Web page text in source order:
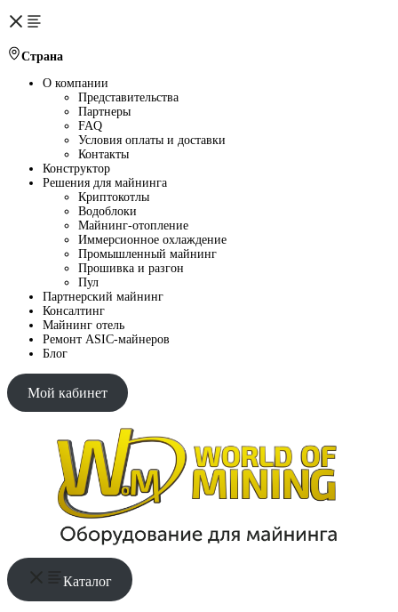
Страна
О компании
Представительства
Партнеры
FAQ
Условия оплаты и доставки
Контакты
Конструктор
Решения для майнинга
Криптокотлы
Водоблоки
Майнинг-отопление
Иммерсионное охлаждение
Промышленный майнинг
Прошивка и разгон
Пул
Партнерский майнинг
Консалтинг
Майнинг отель
Ремонт ASIC-майнеров
Блог
Мой кабинет
Каталог